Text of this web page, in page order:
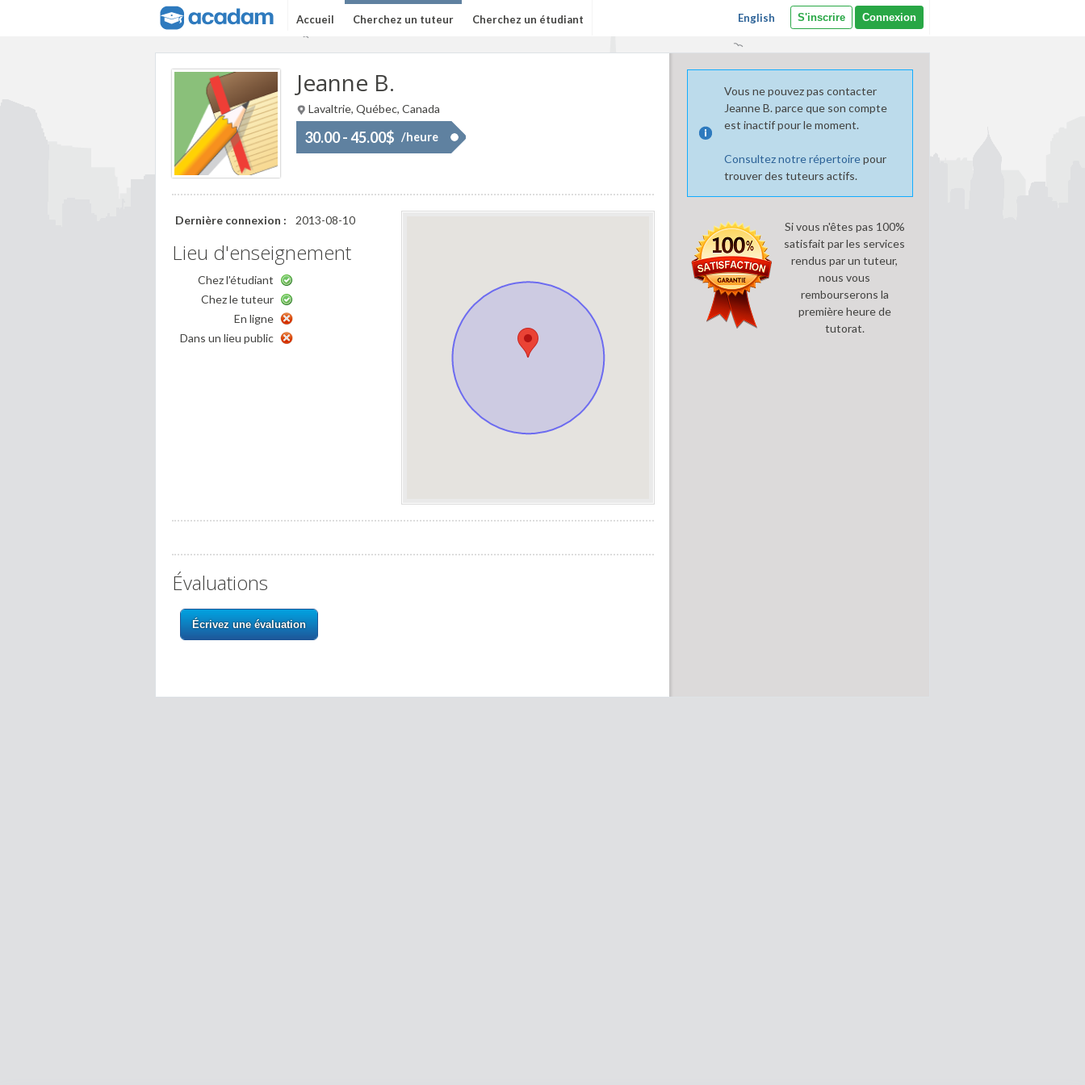
English S'inscrire Connexion
Accueil Cherchez un tuteur Cherchez un étudiant
Vous ne pouvez pas contacter
Jeanne B. parce que son compte
est inactif pour le moment.
Consultez notre répertoirepour
trouver des tuteurs actifs.
Si vous n'êtes pas 100%
satisfait par les services
rendus par un tuteur,
nous vous
rembourserons la
première heure de
tutorat.
Jeanne B.
Lavaltrie, Québec, Canada
30.00 - 45.00$ /heure
Dernière connexion : 2013-08-10
Lieu d'enseignement
Chez l'étudiant
Chez le tuteur
En ligne
Dans un lieu public
Évaluations
Écrivez une évaluation